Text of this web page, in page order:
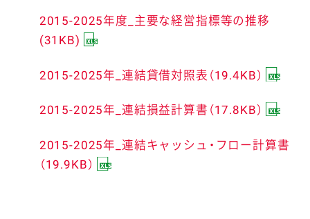
2015-2025年度_主要な経営指標等の推移
(31KB)
2015-2025年_連結貸借対照表（19.4KB）
2015-2025年_連結損益計算書（17.8KB）
2015-2025年_連結キャッシュ・フロー計算書
（19.9KB）